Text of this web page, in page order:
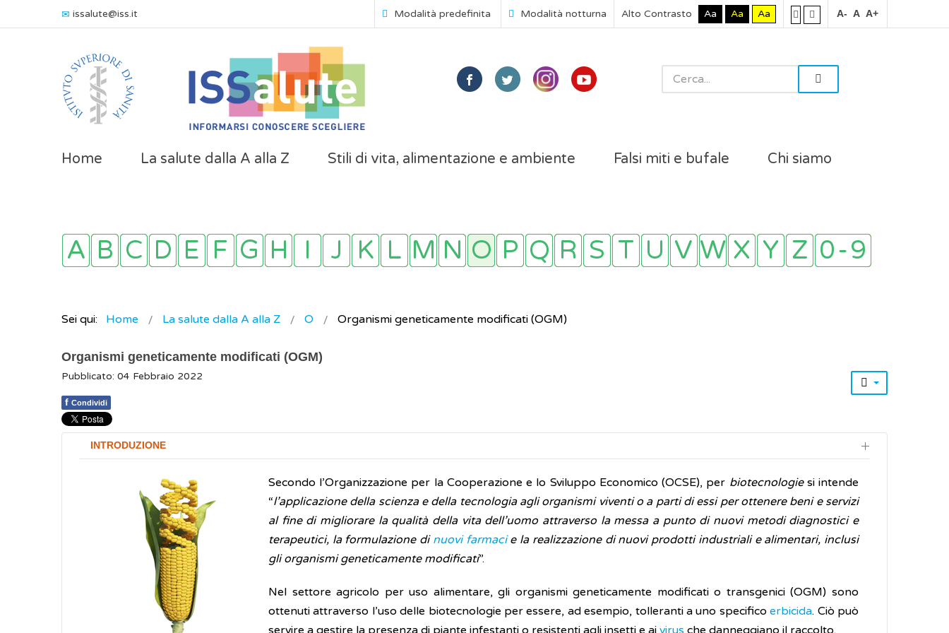
issalute@iss.it Modalità predefinita Modalità notturna Alto Contrasto Aa Aa Aa A- A A+
Home La salute dalla A alla Z Stili di vita, alimentazione e ambiente Falsi miti e bufale Chi siamo
Sei qui: Home La salute dalla A alla Z O Organismi geneticamente modificati (OGM)
Organismi geneticamente modificati (OGM)
Pubblicato: 04 Febbraio 2022
f Condividi
INTRODUZIONE
Secondo l’Organizzazione per la Cooperazione e lo Sviluppo Economico (OCSE), per biotecnologiesi intende
“l’applicazione della scienza e della tecnologia agli organismi viventi o a parti di essi per ottenere beni e servizi
al fine di migliorare la qualità della vita dell’uomo attraverso la messa a punto di nuovi metodi diagnostici e
terapeutici, la formulazione di nuovi farmacie la realizzazione di nuovi prodotti industriali e alimentari, inclusi
gli organismi geneticamente modificati”.
Nel settore agricolo per uso alimentare, gli organismi geneticamente modificati o transgenici (OGM) sono
ottenuti attraverso l’uso delle biotecnologie per essere, ad esempio, tolleranti a uno specificoerbicida. Ciò può
servire a gestire la presenza di piante infestanti o resistenti agli insetti e ai virus che danneggiano il raccolto.